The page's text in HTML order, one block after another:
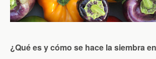
¿Qué es y cómo se hace la siembra